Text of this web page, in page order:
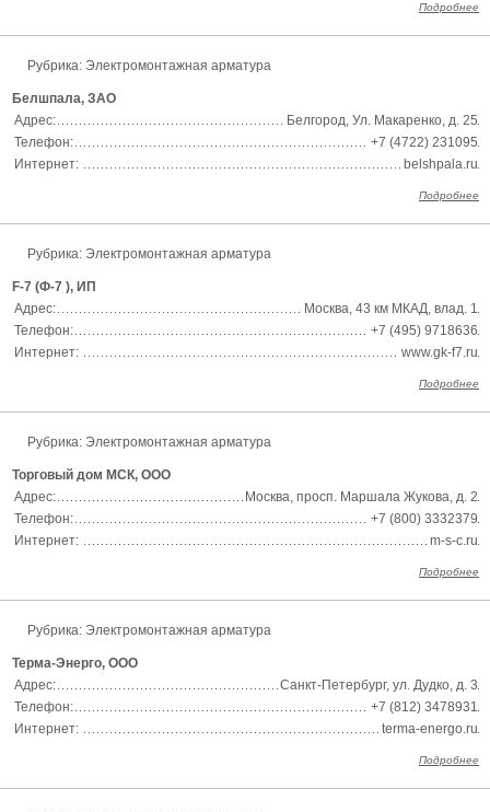
Подробнее
Рубрика: Электромонтажная арматура
Белшпала, ЗАО
Адрес:
Белгород, Ул. Макаренко, д. 25
Телефон:
+7 (4722) 231095
Интернет:
belshpala.ru
Подробнее
Рубрика: Электромонтажная арматура
F-7 (Ф-7 ), ИП
Адрес:
Москва, 43 км МКАД, влад. 1
Телефон:
+7 (495) 9718636
Интернет:
www.gk-f7.ru
Подробнее
Рубрика: Электромонтажная арматура
Торговый дом МСК, ООО
Адрес:
Москва, просп. Маршала Жукова, д. 2
Телефон:
+7 (800) 3332379
Интернет:
m-s-c.ru
Подробнее
Рубрика: Электромонтажная арматура
Терма-Энерго, ООО
Адрес:
Санкт-Петербург, ул. Дудко, д. 3
Телефон:
+7 (812) 3478931
Интернет:
terma-energo.ru
Подробнее